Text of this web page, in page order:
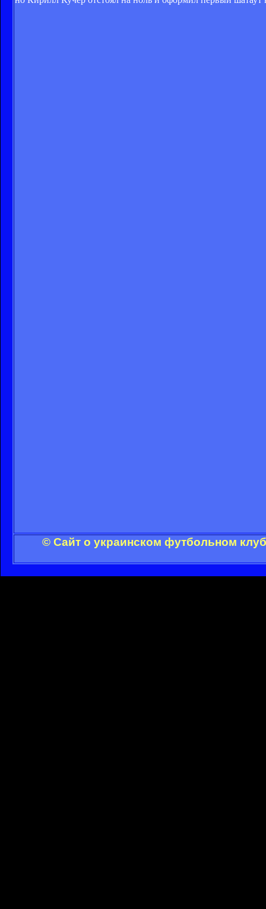
© Сайт о украинском футбольном